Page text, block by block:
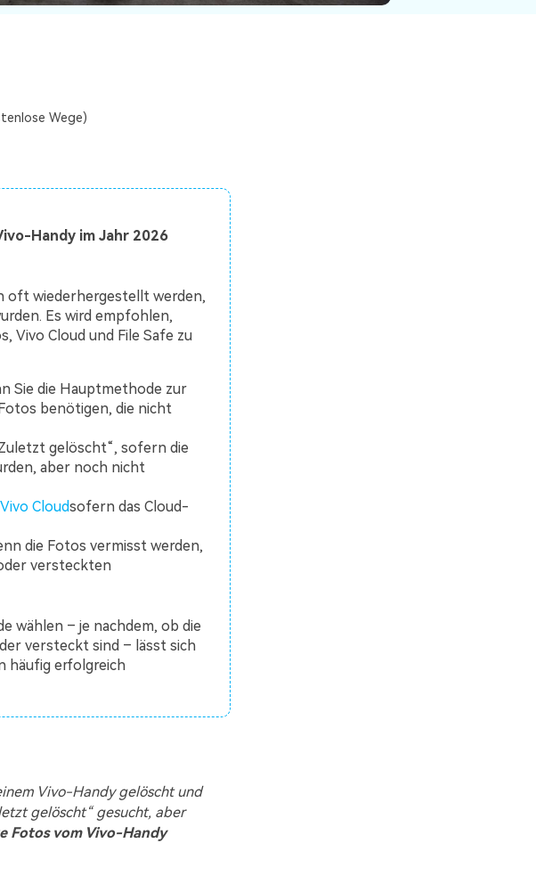
Wiederherstellung
Wiederherstellung
Systemwiederherstellungwiederherstellen
ENTDECKEN
Wege)
Handy im Jahr 2026
oft wiederhergestellt werden,
Es wird empfohlen,
Vivo Cloud und File Safe zu
Sie die Hauptmethode zur
benötigen, die nicht
gelöscht“, sofern die
aber noch nicht
Vivo Cloudsofern das Cloud-
die Fotos vermisst werden,
versteckten
wählen – je nachdem, ob die
versteckt sind – lässt sich
häufig erfolgreich
Vivo-Handy gelöscht und
gelöscht“ gesucht, aber
Fotos vom Vivo-Handy